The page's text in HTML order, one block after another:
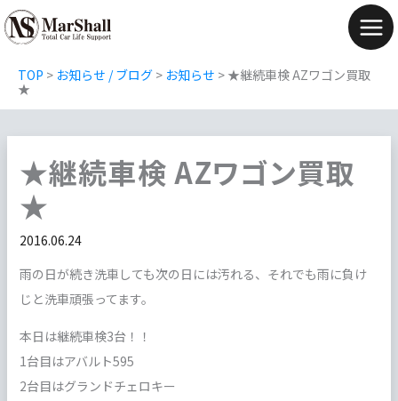
内
容
キ
ッ
TOP > お知らせ / ブログ > お知らせ > ★継続車検 AZワゴン買取
★
★継続車検 AZワゴン買取
★
2016.06.24
雨の日が続き洗車しても次の日には汚れる、それでも雨に負け
じと洗車頑張ってます。
本日は継続車検3台！！
1台目はアバルト595
2台目はグランドチェロキー